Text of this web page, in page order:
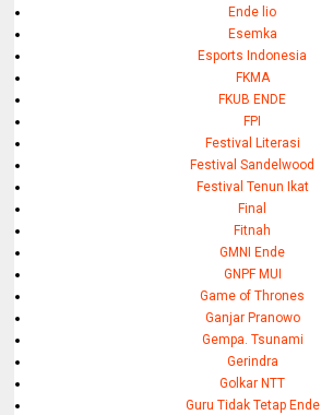
Ende lio
Esemka
Esports Indonesia
FKMA
FKUB ENDE
FPI
Festival Literasi
Festival Sandelwood
Festival Tenun Ikat
Final
Fitnah
GMNI Ende
GNPF MUI
Game of Thrones
Ganjar Pranowo
Gempa. Tsunami
Gerindra
Golkar NTT
Guru Tidak Tetap Ende